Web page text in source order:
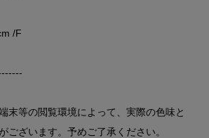
/F
末等の閲覧環境によって、実際の色味と
ございます。予めご了承ください。